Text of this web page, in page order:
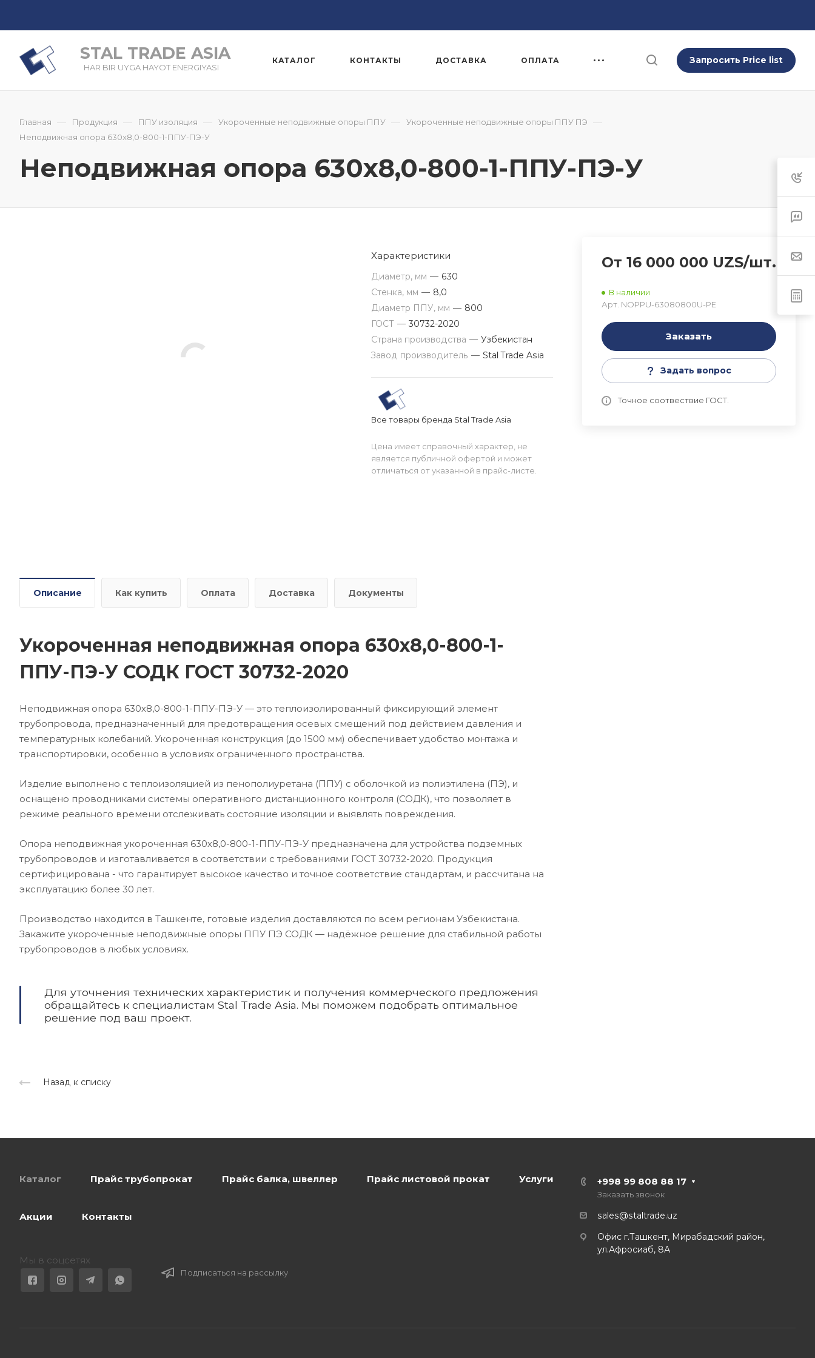
STAL TRADE ASIA
HAR BIR UYGA HAYOT ENERGIYASI
КАТАЛОГ КОНТАКТЫ ДОСТАВКА ОПЛАТА Запросить Price list
Главная — Продукция — ППУ изоляция — Укороченные неподвижные опоры ППУ — Укороченные неподвижные опоры ППУ ПЭ —
Неподвижная опора 630x8,0-800-1-ППУ-ПЭ-У
Неподвижная опора 630x8,0-800-1-ППУ-ПЭ-У
От 16 000 000 UZS/шт.
В наличии
Арт. NOPPU-63080800U-PE
Заказать
Задать вопрос
Точное соотвествие ГОСТ.
Характеристики
Диаметр, мм — 630
Стенка, мм — 8,0
Диаметр ППУ, мм — 800
ГОСТ — 30732-2020
Страна производства — Узбекистан
Завод производитель — Stal Trade Asia
Все товары бренда Stal Trade Asia
Цена имеет справочный характер, не
является публичной офертой и может
отличаться от указанной в прайс-листе.
Описание Как купить Оплата Доставка Документы
Укороченная неподвижная опора 630х8,0-800-1-
ППУ-ПЭ-У СОДК ГОСТ 30732-2020
Неподвижная опора 630х8,0-800-1-ППУ-ПЭ-У — это теплоизолированный фиксирующий элемент
трубопровода, предназначенный для предотвращения осевых смещений под действием давления и
температурных колебаний. Укороченная конструкция (до 1500 мм) обеспечивает удобство монтажа и
транспортировки, особенно в условиях ограниченного пространства.
Изделие выполнено с теплоизоляцией из пенополиуретана (ППУ) с оболочкой из полиэтилена (ПЭ), и
оснащено проводниками системы оперативного дистанционного контроля (СОДК), что позволяет в
режиме реального времени отслеживать состояние изоляции и выявлять повреждения.
Опора неподвижная укороченная 630х8,0-800-1-ППУ-ПЭ-У предназначена для устройства подземных
трубопроводов и изготавливается в соответствии с требованиями ГОСТ 30732-2020. Продукция
сертифицирована - что гарантирует высокое качество и точное соответствие стандартам, и рассчитана на
эксплуатацию более 30 лет.
Производство находится в Ташкенте, готовые изделия доставляются по всем регионам Узбекистана.
Закажите укороченные неподвижные опоры ППУ ПЭ СОДК — надёжное решение для стабильной работы
трубопроводов в любых условиях.
Для уточнения технических характеристик и получения коммерческого предложения
обращайтесь к специалистам Stal Trade Asia. Мы поможем подобрать оптимальное
решение под ваш проект.
Назад к списку
Каталог Прайс трубопрокат Прайс балка, швеллер Прайс листовой прокат Услуги
Акции Контакты
Мы в соцсетях
Подписаться на рассылку
+998 99 808 88 17
Заказать звонок
sales@staltrade.uz
Офис г.Ташкент, Мирабадский район,
ул.Афросиаб, 8А